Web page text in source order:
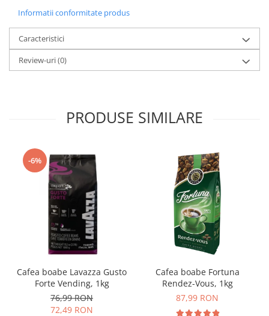
Informatii conformitate produs
Caracteristici
Review-uri(0)
PRODUSE SIMILARE
-6%
Cafea boabe Lavazza Gusto
Forte Vending, 1kg
76,99 RON
72,49 RON
Cafea boabe Fortuna
Rendez-Vous, 1kg
87,99 RON